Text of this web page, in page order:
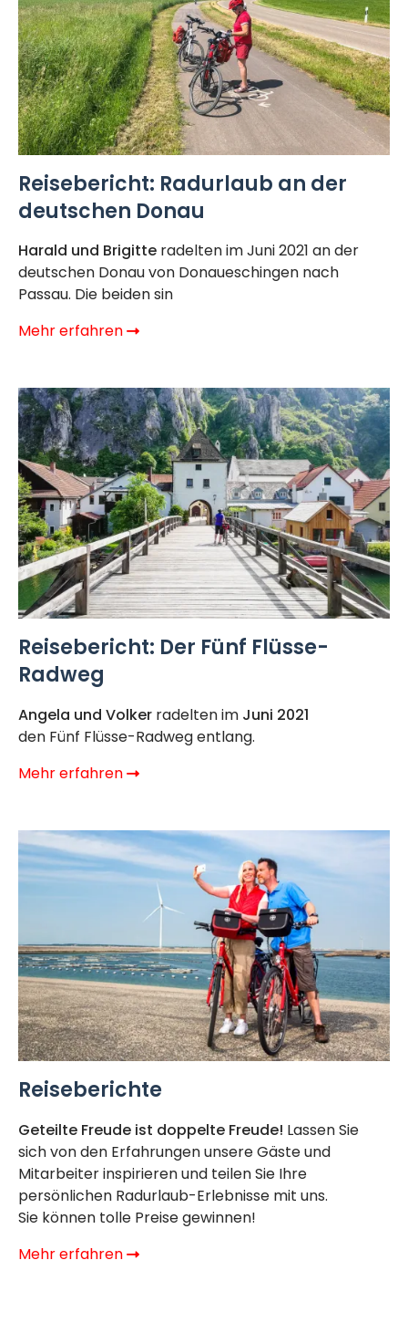
Reisebericht: Radurlaub an der
deutschen Donau
Harald und Brigitte radelten imJuni 2021 an der
deutschen Donau von Donaueschingen nach
Passau. Die beiden sin
Mehr erfahren
Reisebericht: Der Fünf Flüsse-
Radweg
Angela und Volker radelten im Juni 2021
den Fünf Flüsse-Radweg entlang.
Mehr erfahren
Reiseberichte
Geteilte Freude ist doppelte Freude! Lassen Sie
sich von den Erfahrungen unsere Gäste und
Mitarbeiter inspirieren und teilen Sie Ihre
persönlichen Radurlaub-Erlebnisse mit uns.
Sie können tolle Preise gewinnen!
Mehr erfahren